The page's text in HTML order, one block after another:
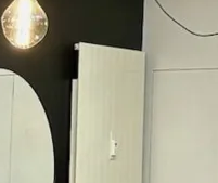
St. Johann
Wettstein